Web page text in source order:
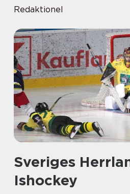
Redaktionel
Sveriges
Ishockey